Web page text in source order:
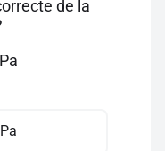
offerts.
de la
Pa